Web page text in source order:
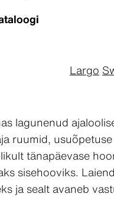
Largo
lagunenud
ruumid,
tänapäevase
sisehooviks.
ja sealt avaneb